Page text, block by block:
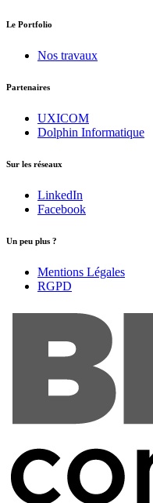
Le Portfolio
Nos travaux
Partenaires
UXICOM
Dolphin Informatique
Sur les réseaux
LinkedIn
Facebook
Un peu plus ?
Mentions Légales
RGPD